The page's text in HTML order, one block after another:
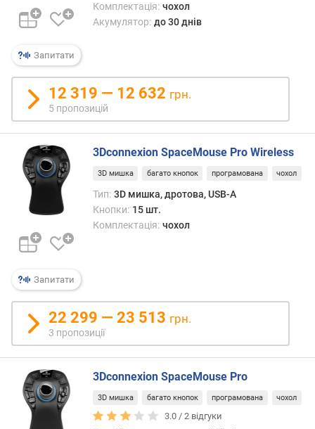
е
ш
в
и
х
з
а
в
і
д
а
м
з
д
о
ю
д
о
Запитати
Комплектація: чохол
Акумулятор: до 30 днів
12 319 — 12 632 грн.
5 пропозицій
Запитати
3Dconnexion SpaceMouse Pro Wireless
3D мишка багато кнопок програмована чохол
Тип: 3D мишка, дротова, USB-A
Кнопки: 15 шт.
Комплектація: чохол
22 299 — 23 513 грн.
3 пропозиції
3Dconnexion SpaceMouse Pro
3D мишка багато кнопок програмована чохол
3.0 /2 відгуки